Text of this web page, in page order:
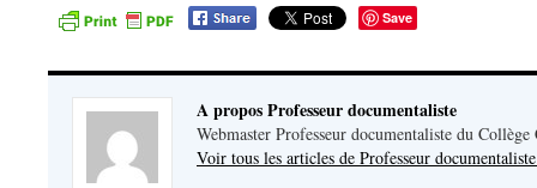
Save
A propos Professeur documentaliste
Webmaster Professeur documentaliste du Collège
Voir tous les articles de Professeur